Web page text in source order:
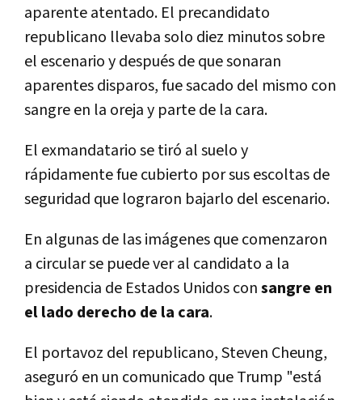
aparente atentado. El precandidato
republicano llevaba solo diez minutos sobre
el escenario y después de que sonaran
aparentes disparos, fue sacado del mismo con
sangre en la oreja y parte de la cara.
El exmandatario se tiró al suelo y
rápidamente fue cubierto por sus escoltas de
seguridad que lograron bajarlo del escenario.
En algunas de las imágenes que comenzaron
a circular se puede ver al candidato a la
presidencia de Estados Unidos consangre en
el lado derecho de la cara.
El portavoz del republicano, Steven Cheung,
aseguró en un comunicado que Trump "está